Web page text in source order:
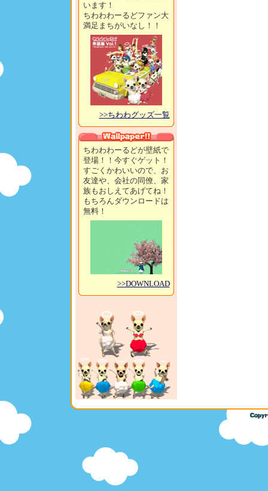
います！
ちわわわーるどファン大
満足まちがいなし！！
>>ちわわグッズ一覧
ちわわわーるどが壁紙で
登場！！今すぐゲット！
すごくかわいいので、お
友達や、会社の同僚、家
族もおしえてあげてね！
もちろんダウンロードは
無料！
>>DOWNLOAD